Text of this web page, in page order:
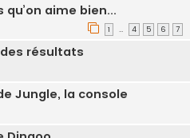
qu’on aime bien...
1 … 4 5 6 7
résultats
Jungle, la console